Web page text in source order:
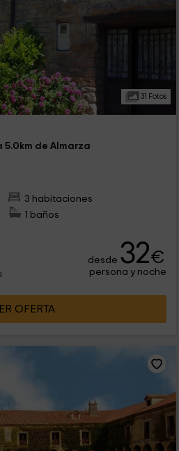
31 Fotos
de Almarza
3 habitaciones
1 baños
desde 32€
persona y noche
OFERTA